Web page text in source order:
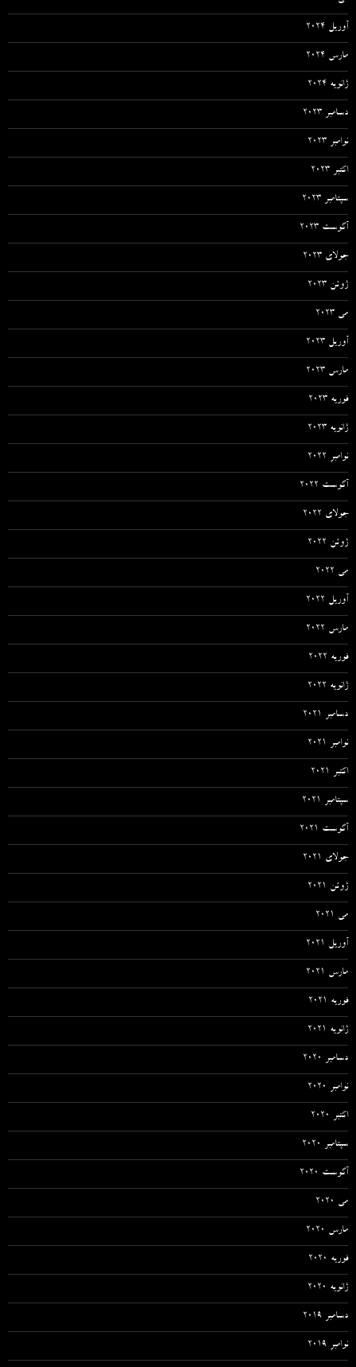
آوریل 2024
مارس 2024
ژانویه 2024
دسامبر 2023
نوامبر 2023
اکتبر 2023
سپتامبر 2023
آگوست 2023
جولای 2023
ژوئن 2023
می 2023
آوریل 2023
مارس 2023
فوریه 2023
ژانویه 2023
نوامبر 2022
آگوست 2022
جولای 2022
ژوئن 2022
می 2022
آوریل 2022
مارس 2022
فوریه 2022
ژانویه 2022
دسامبر 2021
نوامبر 2021
اکتبر 2021
سپتامبر 2021
آگوست 2021
جولای 2021
ژوئن 2021
می 2021
آوریل 2021
مارس 2021
فوریه 2021
ژانویه 2021
دسامبر 2020
نوامبر 2020
اکتبر 2020
سپتامبر 2020
آگوست 2020
می 2020
مارس 2020
فوریه 2020
ژانویه 2020
دسامبر 2019
نوامبر 2019